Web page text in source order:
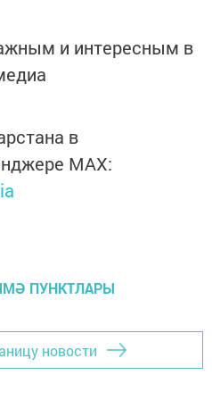
и интересным в
в
MАХ:
ПУНКТЛАРЫ
новости